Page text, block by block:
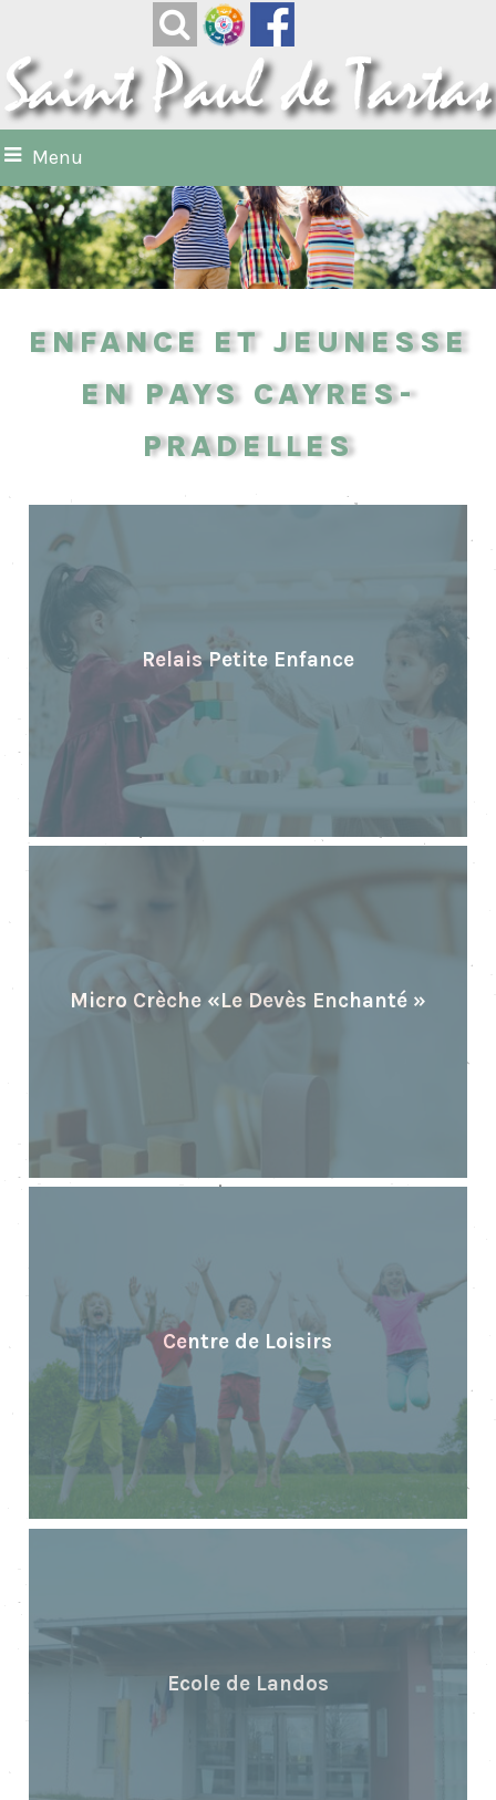
Menu
Enfance et jeunesse
en Pays Cayres-
Pradelles
Relais Petite Enfance
Micro Crèche «Le Devès Enchanté »
Centre de Loisirs
Ecole de Landos